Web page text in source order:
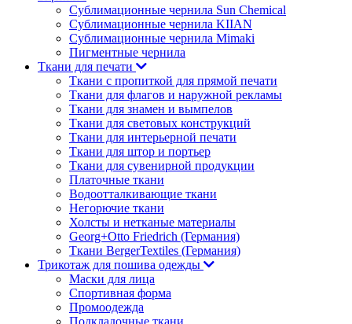
Сублимационные чернила Sun Chemical
Сублимационные чернила KIIAN
Сублимационные чернила Mimaki
Пигментные чернила
Ткани для печати
Ткани с пропиткой для прямой печати
Ткани для флагов и наружной рекламы
Ткани для знамен и вымпелов
Ткани для световых конструкций
Ткани для интерьерной печати
Ткани для штор и портьер
Ткани для сувенирной продукции
Платочные ткани
Водоотталкивающие ткани
Негорючие ткани
Холсты и нетканые материалы
Georg+Otto Friedrich (Германия)
Ткани BergerTextiles (Германия)
Трикотаж для пошива одежды
Маски для лица
Спортивная форма
Промоодежда
Подкладочные ткани